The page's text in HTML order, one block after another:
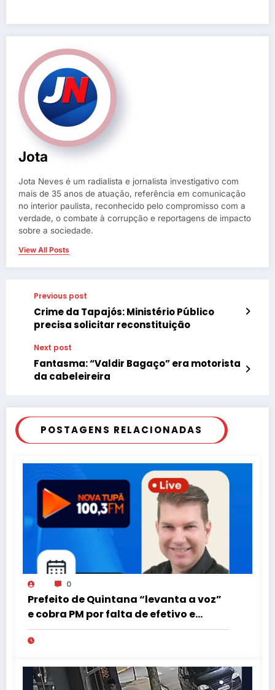
Jota
Jota Neves é um radialista e jornalista investigativo com
mais de 35 anos de atuação, referência em comunicação
no interior paulista, reconhecido pelo compromisso com a
verdade, o combate à corrupção e reportagens de impacto
sobre a sociedade.
View All Posts
Previous post
Crime da Tapajós: Ministério Público
precisa solicitar reconstituição
Next post
Fantasma: “Valdir Bagaço” era motorista
da cabeleireira
POSTAGENS RELACIONADAS
0
Prefeito de Quintana “levanta a voz”
e cobra PM por falta de efetivo e
viaturas na região